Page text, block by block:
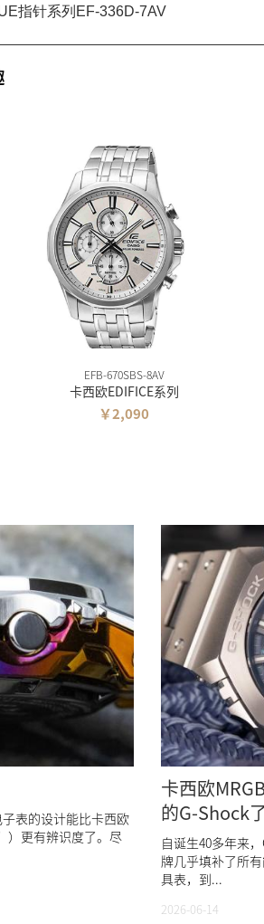
指针系列EF-336D-7AV
EFB-670SBS-8AV
卡西欧EDIFICE系列
￥2,090
表的设计能比卡西欧
更有辨识度了。尽
卡西欧
的G-Shock
自诞生40多年来
牌几乎填补了所
具表，到...
2026-06-14